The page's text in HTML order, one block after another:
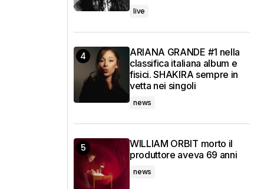
live
ARIANA GRANDE #1 nella
classifica italiana album e
fisici. SHAKIRA sempre in
vetta nei singoli
news
WILLIAM ORBIT morto il
produttore aveva 69 anni
news